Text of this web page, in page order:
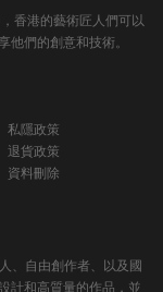
香港的藝術匠人們可以
他們的創意和技術。
私隱政策
退貨政策
資料刪除
、自由創作者、以及國
計和高質量的作品，並